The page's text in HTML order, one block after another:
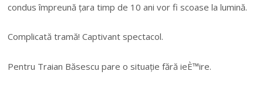
condus împreună țara timp de 10 ani vor fi scoase la lumină.
Complicată tramă! Captivant spectacol.
Pentru Traian Băsescu pare o situație fără ieÈ™ire.